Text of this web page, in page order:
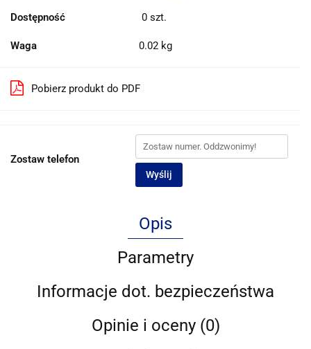
Dostępność 0 szt.
Waga 0.02 kg
Pobierz produkt do PDF
Zostaw telefon
Wyślij
Opis
Parametry
Informacje dot. bezpieczeństwa
Opinie i oceny (0)